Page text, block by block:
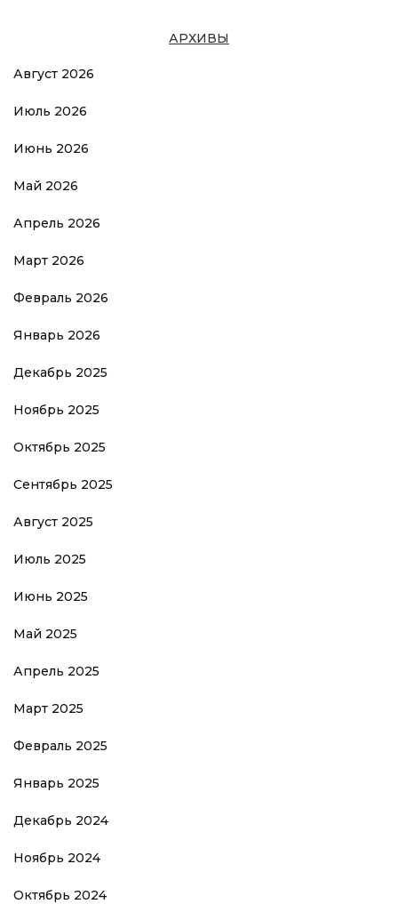
АРХИВЫ
Август 2026
Июль 2026
Июнь 2026
Май 2026
Апрель 2026
Март 2026
Февраль 2026
Январь 2026
Декабрь 2025
Ноябрь 2025
Октябрь 2025
Сентябрь 2025
Август 2025
Июль 2025
Июнь 2025
Май 2025
Апрель 2025
Март 2025
Февраль 2025
Январь 2025
Декабрь 2024
Ноябрь 2024
Октябрь 2024